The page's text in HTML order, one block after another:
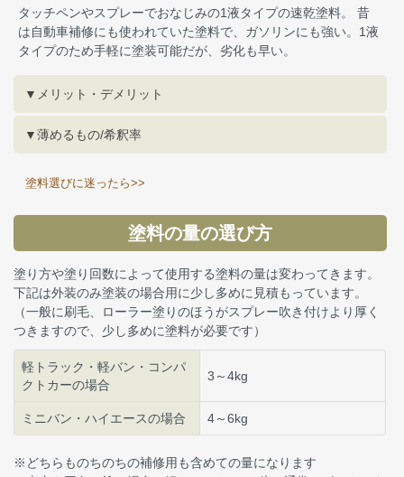
タッチペンやスプレーでおなじみの1液タイプの速乾塗料。 昔
は自動車補修にも使われていた塗料で、ガソリンにも強い。1液
タイプのため手軽に塗装可能だが、劣化も早い。
▼メリット・デメリット
▼薄めるもの/希釈率
塗料選びに迷ったら>>
塗料の量の選び方
塗り方や塗り回数によって使用する塗料の量は変わってきます。
下記は外装のみ塗装の場合用に少し多めに見積もっています。
（一般に刷毛、ローラー塗りのほうがスプレー吹き付けより厚く
つきますので、少し多めに塗料が必要です）
軽トラック・軽バン・コンパ
クトカーの場合
3～4kg
ミニバン・ハイエースの場合 4～6kg
※どちらものちのちの補修用も含めての量になります